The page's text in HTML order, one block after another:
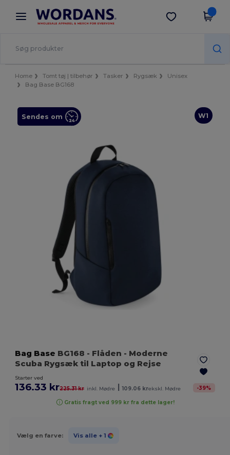
× Wordans-app
Bedre priser i appen!
Hent app
Home Tomt tøj | tilbehør Tasker Rygsæk
Unisex
Bag Base BG168
W1
Sendes om
Bag Base BG168 - Flåden - Moderne
Scuba Rygsæk til Laptop og Rejse
Starter ved
136.33 kr225.31 kr inkl. Mødre 109.06 krekskl. Mødre -39%
Gratis fragt ved 999 kr fra dette lager!
Vælg en farve: Vis alle + 1